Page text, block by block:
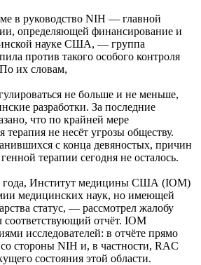
в руководство NIH — главной
определяющей финансирование и
науке США, — группа
против такого особого контроля
их словам,
не больше и не меньше,
разработки. За последние
что по крайней мере
не несёт угрозы обществу.
с конца девяностых, причин
терапии сегодня не осталось.
года, Институт медицины США (IOM)
медицинских наук, но имеющей
статус, — рассмотрел жалобу
отчёт. IOM
исследователей: в отчёте прямо
со стороны NIH и, в частности, RAC
состояния этой области.